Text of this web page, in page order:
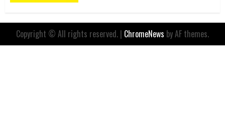
Copyright © All rights reserved. | ChromeNews by AF themes.